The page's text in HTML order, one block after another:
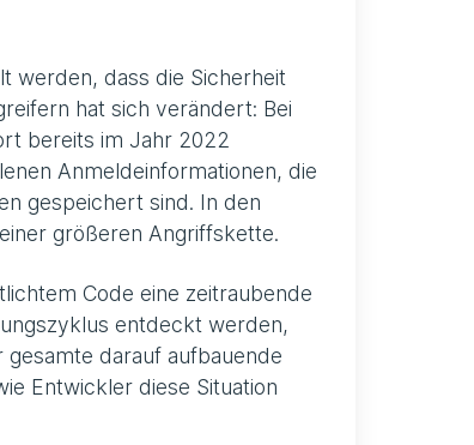
werden, dass die Sicherheit
hat sich verändert: Bei
bereits im Jahr 2022
Anmeldeinformationen, die
gespeichert sind. In den
größeren Angriffskette.
Code eine zeitraubende
entdeckt werden,
darauf aufbauende
Entwickler diese Situation